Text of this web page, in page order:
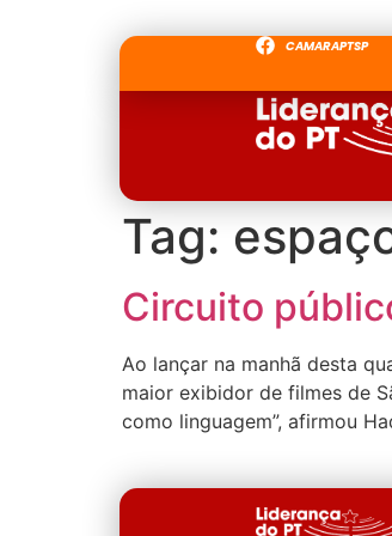
CAMARAPTSP
Tag:
Circuito
Ao lançar na manhã desta
maior exibidor de filmes de
como linguagem”, afirmou